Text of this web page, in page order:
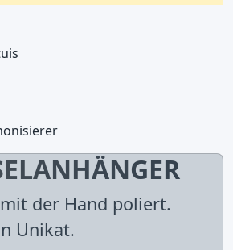
der Hand poliert.
Unikat.